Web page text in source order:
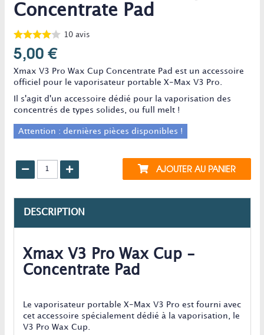
Concentrate Pad
10 avis
5,00 €
Xmax V3 Pro Wax Cup Concentrate Pad est un accessoire
officiel pour le vaporisateur portable X-Max V3 Pro.
Il s'agit d'un accessoire dédié pour la vaporisation des
concentrés de types solides, ou full melt !
Attention : dernières pièces disponibles !
AJOUTER AU PANIER
DESCRIPTION
Xmax V3 Pro Wax Cup -
Concentrate Pad
Le vaporisateur portable X-Max V3 Pro est fourni avec
cet accessoire spécialement dédié à la vaporisation, le
V3 Pro Wax Cup.